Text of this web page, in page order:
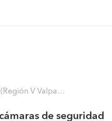
V Valparaíso - Quillota)
de seguridad